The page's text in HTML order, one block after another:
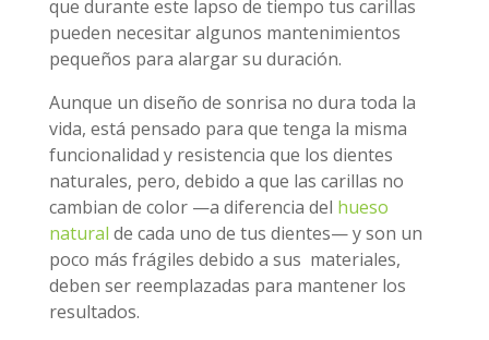
que durante este lapso de tiempo tus carillas
pueden necesitar algunos mantenimientos
pequeños para alargar su duración.
Aunque un diseño de sonrisa no dura toda la
vida, está pensado para que tenga la misma
funcionalidad y resistencia que los dientes
naturales, pero, debido a que las carillas no
cambian de color —a diferencia del hueso
natural de cada uno de tus dientes— y son un
poco más frágiles debido a sus materiales,
deben ser reemplazadas para mantener los
resultados.